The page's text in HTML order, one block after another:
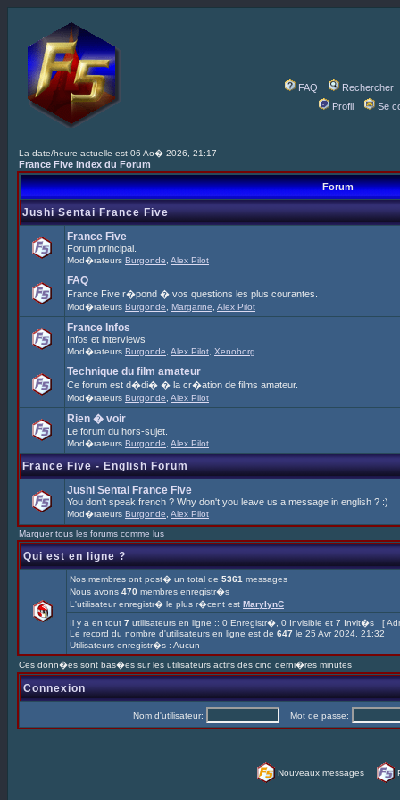
FAQ
Rechercher
Profil
Se
La date/heure actuelle est 06 Ao� 2026, 21:17
France Five Index du Forum
Forum
Jushi Sentai France Five
France Five
Forum principal.
Mod�rateurs Burgonde Alex Pilot
FAQ
France Five r�pond � vos questions les plus courantes.
Mod�rateurs Burgonde Margarine Alex Pilot
France Infos
Infos et interviews
Mod�rateurs Burgonde Alex Pilot Xenoborg
Technique du film amateur
Ce forum est d�di� � la cr�ation de films amateur.
Mod�rateurs Burgonde Alex Pilot
Rien � voir
Le forum du hors-sujet.
Mod�rateurs Burgonde Alex Pilot
France Five - English Forum
Jushi Sentai France Five
You don't speak french ? Why don't you leave us a message in english ? :)
Mod�rateurs Burgonde Alex Pilot
Marquer tous les forums comme lus
Qui est en ligne ?
Nos membres ont post� un total de 5361 messages
Nous avons 470 membres enregistr�s
L'utilisateur enregistr� le plus r�cent est MarylynC
Il y a en tout 7 utilisateurs en ligne :: 0 Enregistr�, 0 Invisible et 7 Invit�s [
Le record du nombre d'utilisateurs en ligne est de 647 le 25 Avr 2024, 21:32
Utilisateurs enregistr�s : Aucun
Ces donn�es sont bas�es sur les utilisateurs actifs des cinq derni�res minutes
Connexion
Nom d'utilisateur: Mot de passe:
Nouveaux messages